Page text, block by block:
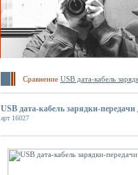
Сравнение USB дата-кабель
USB дата-кабель зарядки-
арт 16027